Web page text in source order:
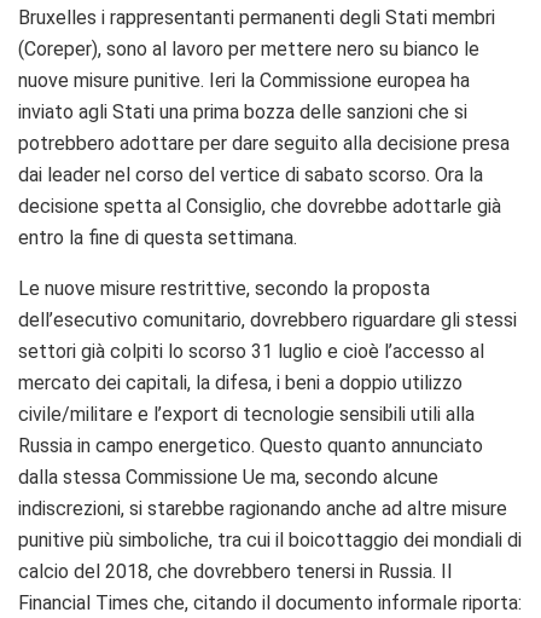
Bruxelles i rappresentanti permanenti degli Stati membri
(Coreper), sono al lavoro per mettere nero su bianco le
nuove misure punitive. Ieri la Commissione europea ha
inviato agli Stati una prima bozza delle sanzioni che si
potrebbero adottare per dare seguito alla decisione presa
dai leader nel corso del vertice di sabato scorso. Ora la
decisione spetta al Consiglio, che dovrebbe adottarle già
entro la fine di questa settimana.
Le nuove misure restrittive, secondo la proposta
dell’esecutivo comunitario, dovrebbero riguardare gli stessi
settori già colpiti lo scorso 31 luglio e cioè l’accesso al
mercato dei capitali, la difesa, i beni a doppio utilizzo
civile/militare e l’export di tecnologie sensibili utili alla
Russia in campo energetico. Questo quanto annunciato
dalla stessa Commissione Ue ma, secondo alcune
indiscrezioni, si starebbe ragionando anche ad altre misure
punitive più simboliche, tra cui il boicottaggio dei mondiali di
calcio del 2018, che dovrebbero tenersi in Russia. Il
Financial Times che, citando il documento informale riporta: